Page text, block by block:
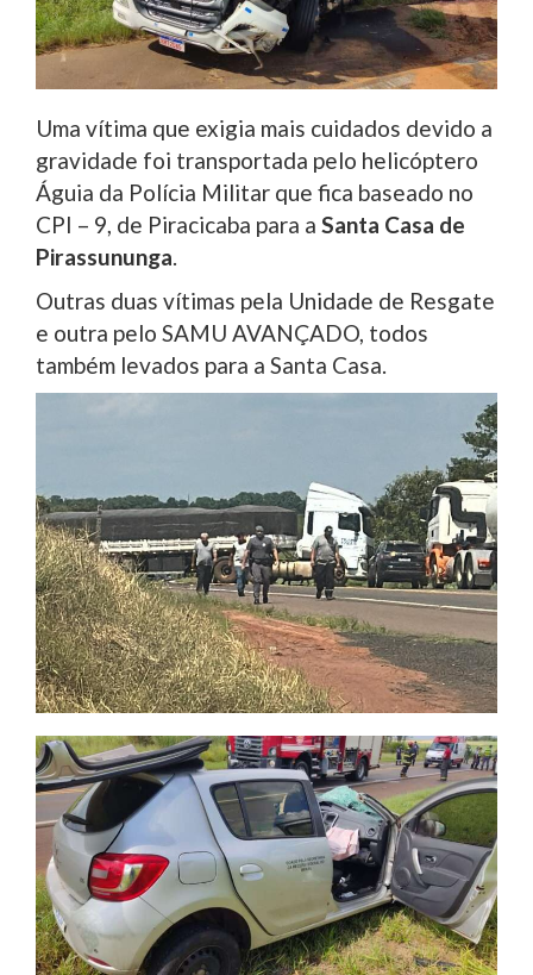
Uma vítima que exigia mais cuidados devido a
gravidade foi transportada pelo helicóptero
Águia da Polícia Militar que fica baseado no
CPI – 9, de Piracicaba para a Santa Casa de
Pirassununga.
Outras duas vítimas pela Unidade de Resgate
e outra pelo SAMU AVANÇADO, todos
também levados para a Santa Casa.